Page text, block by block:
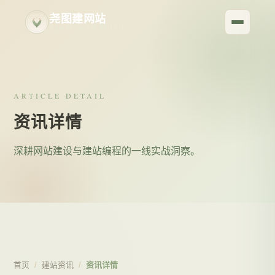
尧图建网站
ARTICLE DETAIL
资讯详情
深耕网站建设与建站编程的一线实战洞察。
首页 / 建站资讯 / 资讯详情